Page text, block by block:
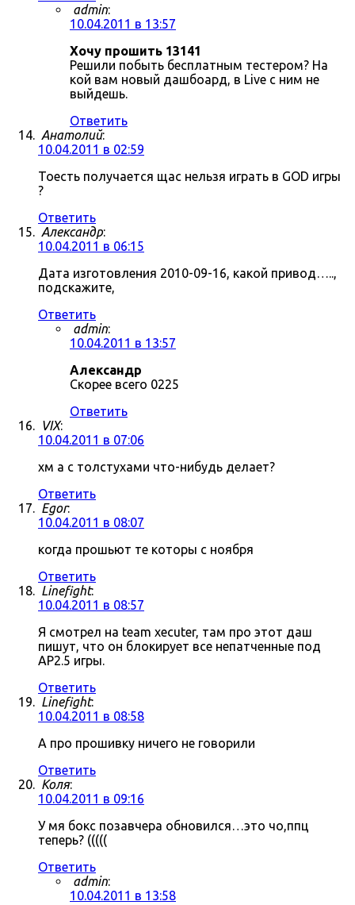
admin:
10.04.2011 в 13:57
Хочу прошить 13141
Решили побыть бесплатным тестером? На
кой вам новый дашбоард, в Live с ним не
выйдешь.
Ответить
Анатолий:
10.04.2011 в 02:59
Тоесть получается щас нельзя играть в GOD игры
?
Ответить
Александр:
10.04.2011 в 06:15
Дата изготовления 2010-09-16, какой привод…..,
подскажите,
Ответить
admin:
10.04.2011 в 13:57
Александр
Скорее всего 0225
Ответить
VIX:
10.04.2011 в 07:06
хм а с толстухами что-нибудь делает?
Ответить
Egor:
10.04.2011 в 08:07
когда прошьют те которы с ноября
Ответить
Linefight:
10.04.2011 в 08:57
Я смотрел на team xecuter, там про этот даш
пишут, что он блокирует все непатченные под
AP2.5 игры.
Ответить
Linefight:
10.04.2011 в 08:58
А про прошивку ничего не говорили
Ответить
Коля:
10.04.2011 в 09:16
У мя бокс позавчера обновился…это чо,ппц
теперь? (((((
Ответить
admin:
10.04.2011 в 13:58